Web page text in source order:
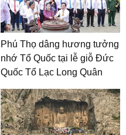
Phú Thọ dâng hương tưởng
nhớ Tổ Quốc tại lễ giỗ Đức
Quốc Tổ Lạc Long Quân